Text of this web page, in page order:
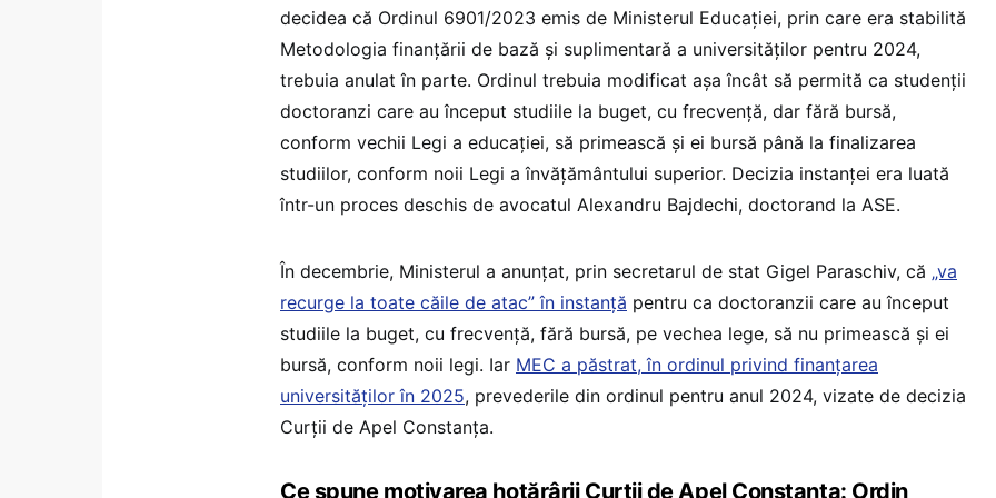
decidea că Ordinul 6901/2023 emis de Ministerul Educației, prin care era stabilită
Metodologia finanțării de bază și suplimentară a universităților pentru 2024,
trebuia anulat în parte. Ordinul trebuia modificat așa încât să permită ca studenții
doctoranzi care au început studiile la buget, cu frecvență, dar fără bursă,
conform vechii Legi a educației, să primească și ei bursă până la finalizarea
studiilor, conform noii Legi a învățământului superior. Decizia instanței era luată
într-un proces deschis de avocatul Alexandru Bajdechi, doctorand la ASE.
În decembrie, Ministerul a anunțat, prin secretarul de stat Gigel Paraschiv, că „va
recurge la toate căile de atac” în instanță pentru ca doctoranzii care au început
studiile la buget, cu frecvență, fără bursă, pe vechea lege, să nu primească și ei
bursă, conform noii legi. Iar MEC a păstrat, în ordinul privind finanțarea
universităților în 2025, prevederile din ordinul pentru anul 2024, vizate de decizia
Curții de Apel Constanța.
Ce spune motivarea hotărârii Curții de Apel Constanța: Ordin